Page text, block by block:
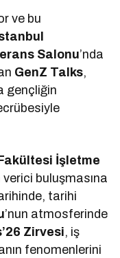
ve bu
Salonu’nda
GenZ Talks,
gençliğin
İşletme
verici buluşmasına
tarihi
’nun atmosferinde
Zirvesi, iş
fenomenlerini